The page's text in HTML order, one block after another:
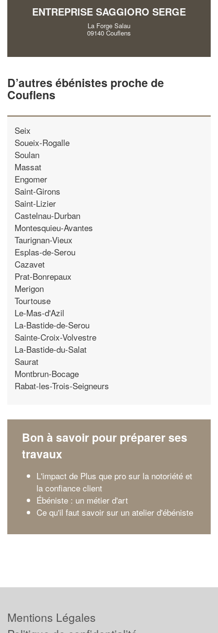
ENTREPRISE SAGGIORO SERGE
La Forge Salau
09140 Couflens
D’autres ébénistes proche de
Couflens
Seix
Soueix-Rogalle
Soulan
Massat
Engomer
Saint-Girons
Saint-Lizier
Castelnau-Durban
Montesquieu-Avantes
Taurignan-Vieux
Esplas-de-Serou
Cazavet
Prat-Bonrepaux
Merigon
Tourtouse
Le-Mas-d'Azil
La-Bastide-de-Serou
Sainte-Croix-Volvestre
La-Bastide-du-Salat
Saurat
Montbrun-Bocage
Rabat-les-Trois-Seigneurs
Bon à savoir pour préparer ses
travaux
L'impact de Plus que pro sur la notoriété et
la confiance client
Ébéniste : un métier d'art
Ce qu'il faut savoir sur un atelier d'ébéniste
En savoir plus
Mentions Légales